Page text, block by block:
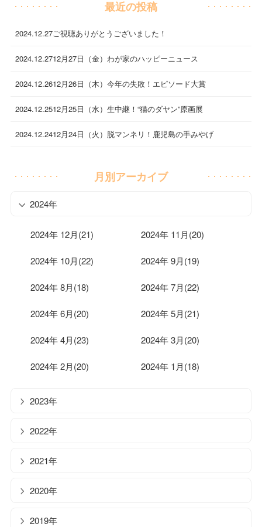
最近の投稿
2024.12.27ご視聴ありがとうございました！
2024.12.2712月27日（金）わが家のハッピーニュース
2024.12.2612月26日（木）今年の失敗！エピソード大賞
2024.12.2512月25日（水）生中継！“猫のダヤン”原画展
2024.12.2412月24日（火）脱マンネリ！鹿児島の手みやげ
月別アーカイブ
2024年
2024年 12月(21) 2024年 11月(20)
2024年 10月(22) 2024年 9月(19)
2024年 8月(18) 2024年 7月(22)
2024年 6月(20) 2024年 5月(21)
2024年 4月(23) 2024年 3月(20)
2024年 2月(20) 2024年 1月(18)
2023年
2022年
2021年
2020年
2019年